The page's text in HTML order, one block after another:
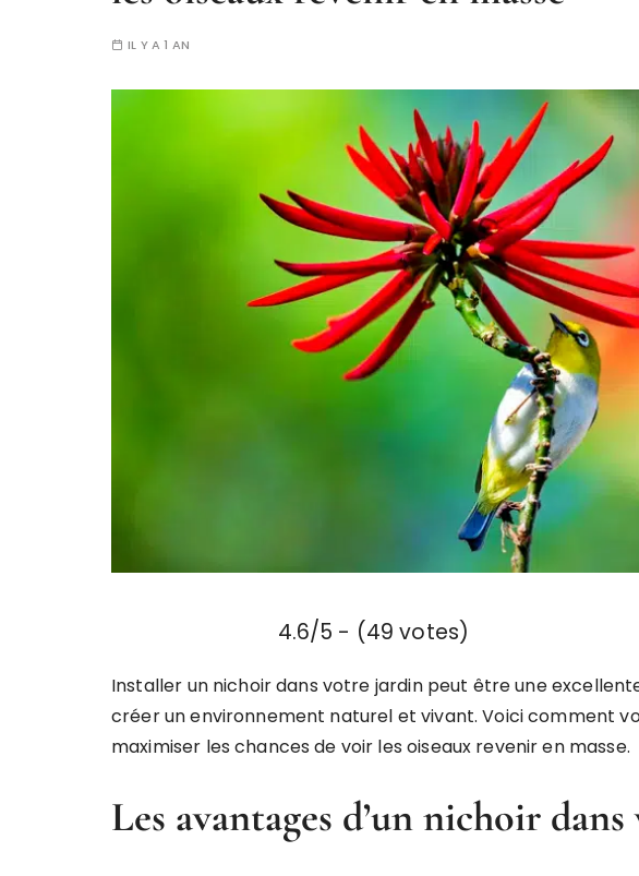
IL Y A 1 AN
4.6/5 - (49 votes)
Installer un nichoir dans votre jardin peut être une
créer un environnement naturel et vivant. Voici comment
maximiser les chances de voir les oiseaux revenir en masse.
Les avantages d’un nichoir